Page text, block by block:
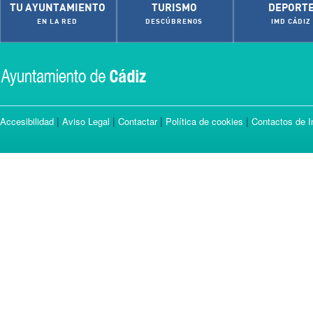
TU AYUNTAMIENTO
EN LA RED
TURISMO
DESCÚBRENOS IMD CÁDIZ
Accesibilidad | Aviso Legal | Contactar| Política de cookies | Contactos de